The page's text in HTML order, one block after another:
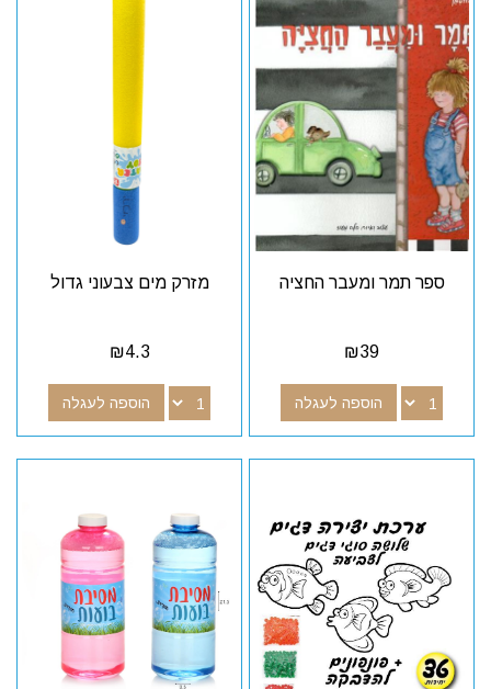
ספר תמר ומעבר החציה
₪39
הוספה לעגלה
מזרק מים צבעוני גדול
₪4.3
הוספה לעגלה